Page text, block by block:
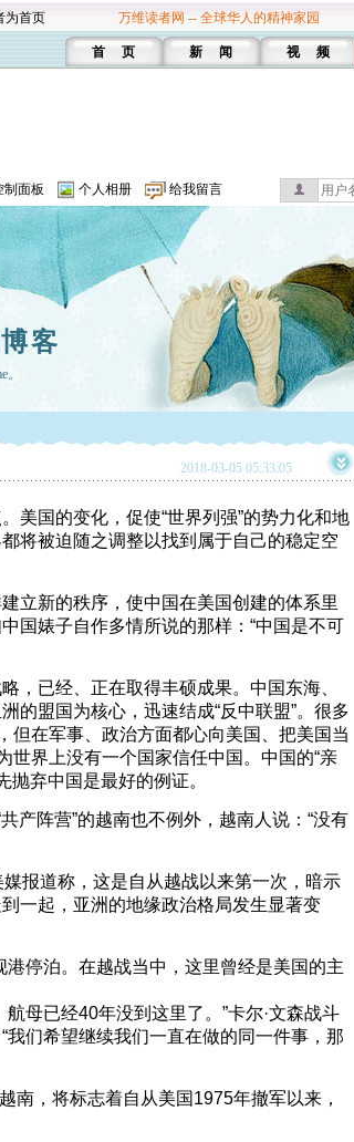
为首页 万维读者网 -- 全球华人的精神家园
首 页 新 闻 视 频
制面板 个人相册 给我留言
客
2018-03-05 05:33:05
美国的变化，促使“世界列强”的势力化和地
将被迫随之调整以找到属于自己的稳定空
立新的秩序，使中国在美国创建的体系里
国婊子自作多情所说的那样：“中国是不可
，已经、正在取得丰硕成果。中国东海、
的盟国为核心，迅速结成“反中联盟”。很多
但在军事、政治方面都心向美国、把美国当
界上没有一个国家信任中国。中国的“亲
抛弃中国是最好的例证。
产阵营”的越南也不例外，越南人说：“没有
报道称，这是自从越战以来第一次，暗示
一起，亚洲的地缘政治格局发生显著变
停泊。在越战当中，这里曾经是美国的主
母已经40年没到这里了。”卡尔·文森战斗
们希望继续我们一直在做的同一件事，那
南，将标志着自从美国1975年撤军以来，